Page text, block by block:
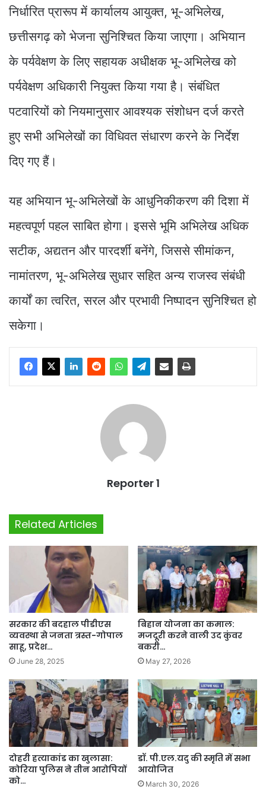
निर्धारित प्रारूप में कार्यालय आयुक्त, भू-अभिलेख,
छत्तीसगढ़ को भेजना सुनिश्चित किया जाएगा। अभियान
के पर्यवेक्षण के लिए सहायक अधीक्षक भू-अभिलेख को
पर्यवेक्षण अधिकारी नियुक्त किया गया है। संबंधित
पटवारियों को नियमानुसार आवश्यक संशोधन दर्ज करते
हुए सभी अभिलेखों का विधिवत संधारण करने के निर्देश
दिए गए हैं।
यह अभियान भू-अभिलेखों के आधुनिकीकरण की दिशा में
महत्वपूर्ण पहल साबित होगा। इससे भूमि अभिलेख अधिक
सटीक, अद्यतन और पारदर्शी बनेंगे, जिससे सीमांकन,
नामांतरण, भू-अभिलेख सुधार सहित अन्य राजस्व संबंधी
कार्यों का त्वरित, सरल और प्रभावी निष्पादन सुनिश्चित हो
सकेगा।
Reporter 1
Related Articles
सरकार की बदहाल पीडीएस
व्यवस्था से जनता त्रस्त-गोपाल
साहू, प्रदेश…
June 28, 2025
बिहान योजना का कमाल:
मजदूरी करने वाली उद कुंवर
बकरी…
May 27, 2026
दोहरी हत्याकांड का खुलासा:
कोरिया पुलिस ने तीन आरोपियों
को…
डॉ. पी.एल.यदु की स्मृति में सभा
आयोजित
March 30, 2026